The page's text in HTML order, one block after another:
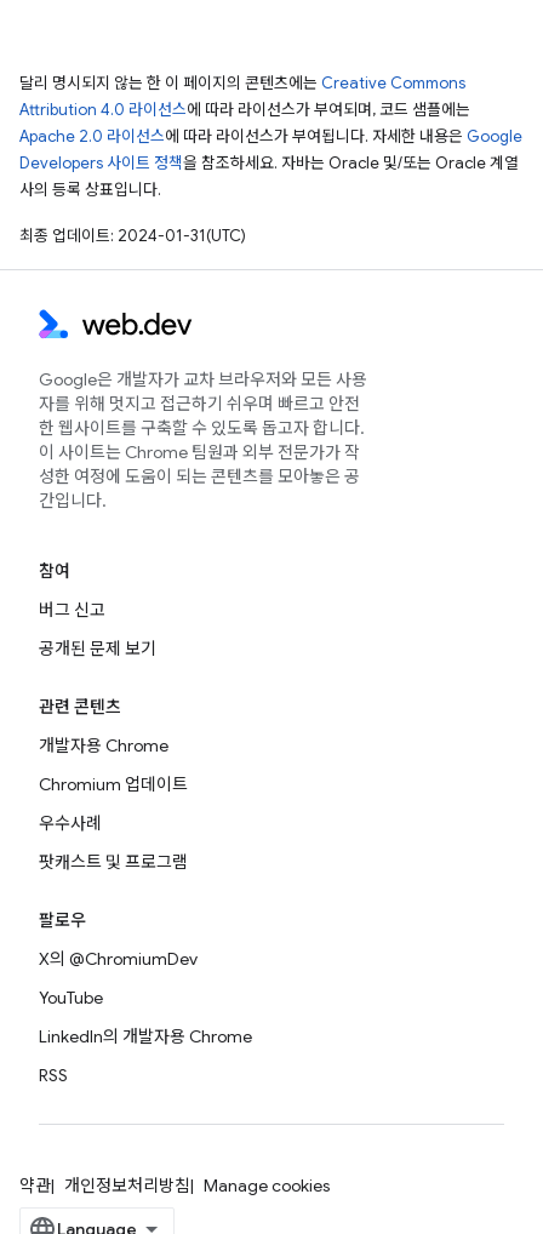
달리 명시되지 않는 한 이 페이지의 콘텐츠에는 Creative Commons
Attribution 4.0 라이선스에 따라 라이선스가 부여되며, 코드 샘플에는
Apache 2.0 라이선스에 따라 라이선스가 부여됩니다. 자세한 내용은 Google
Developers 사이트 정책을 참조하세요. 자바는 Oracle 및/또는 Oracle 계열
사의 등록 상표입니다.
최종 업데이트: 2024-01-31(UTC)
Google은 개발자가 교차 브라우저와 모든 사용
자를 위해 멋지고 접근하기 쉬우며 빠르고 안전
한 웹사이트를 구축할 수 있도록 돕고자 합니다.
이 사이트는 Chrome 팀원과 외부 전문가가 작
성한 여정에 도움이 되는 콘텐츠를 모아놓은 공
간입니다.
참여
버그 신고
공개된 문제 보기
관련 콘텐츠
개발자용 Chrome
Chromium 업데이트
우수사례
팟캐스트 및 프로그램
팔로우
X의 @ChromiumDev
YouTube
LinkedIn의 개발자용 Chrome
RSS
약관 개인정보처리방침 Manage cookies